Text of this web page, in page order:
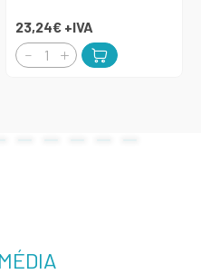
23,24€ +IVA